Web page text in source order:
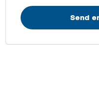
Send